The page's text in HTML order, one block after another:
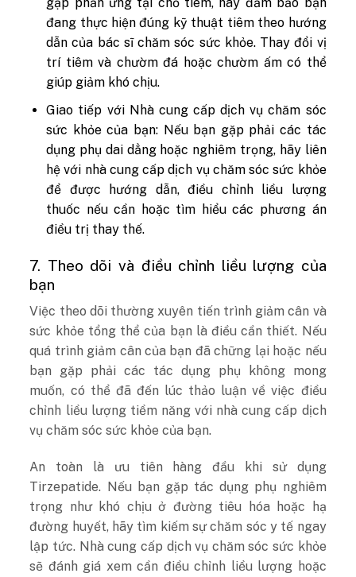
đang thực hiện đúng kỹ thuật tiêm theo hướng
dẫn của bác sĩ chăm sóc sức khỏe. Thay đổi vị
trí tiêm và chườm đá hoặc chườm ấm có thể
giúp giảm khó chịu.
Giao tiếp với Nhà cung cấp dịch vụ chăm sóc
sức khỏe của bạn: Nếu bạn gặp phải các tác
dụng phụ dai dẳng hoặc nghiêm trọng, hãy liên
hệ với nhà cung cấp dịch vụ chăm sóc sức khỏe
để được hướng dẫn, điều chỉnh liều lượng
thuốc nếu cần hoặc tìm hiểu các phương án
điều trị thay thế.
7. Theo dõi và điều chỉnh liều lượng của
bạn
Việc theo dõi thường xuyên tiến trình giảm cân và
sức khỏe tổng thể của bạn là điều cần thiết. Nếu
quá trình giảm cân của bạn đã chững lại hoặc nếu
bạn gặp phải các tác dụng phụ không mong
muốn, có thể đã đến lúc thảo luận về việc điều
chỉnh liều lượng tiềm năng với nhà cung cấp dịch
vụ chăm sóc sức khỏe của bạn.
An toàn là ưu tiên hàng đầu khi sử dụng
Tirzepatide. Nếu bạn gặp tác dụng phụ nghiêm
trọng như khó chịu ở đường tiêu hóa hoặc hạ
đường huyết, hãy tìm kiếm sự chăm sóc y tế ngay
lập tức. Nhà cung cấp dịch vụ chăm sóc sức khỏe
sẽ đánh giá xem cần điều chỉnh liều lượng hoặc